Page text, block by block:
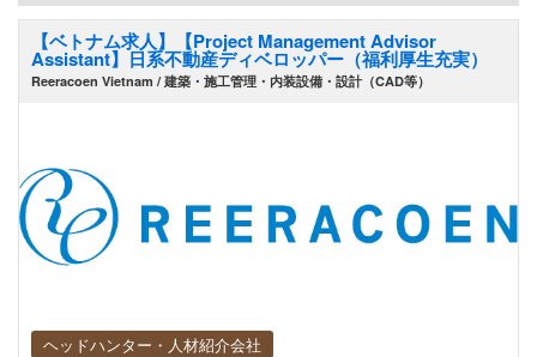
と価格設定を最適化する。 ■チームマネジメント
とオペレーション • 営業チームを率いて指導し、
売上目標の達成と卓越したサービス提供を実現す
合させる。 • 営業実績、コンバージョン率、顧客
おいて、グループを代表して参加する。 • 主要な
【ベトナム求人】【Project Management Advisor
Assistant】日系不動産ディベロッパー（福利厚生充実）
Reeracoen Vietnam / 建築・施工管理・内装設備・設計（CAD等）
ヘッドハンター・人材紹介会社